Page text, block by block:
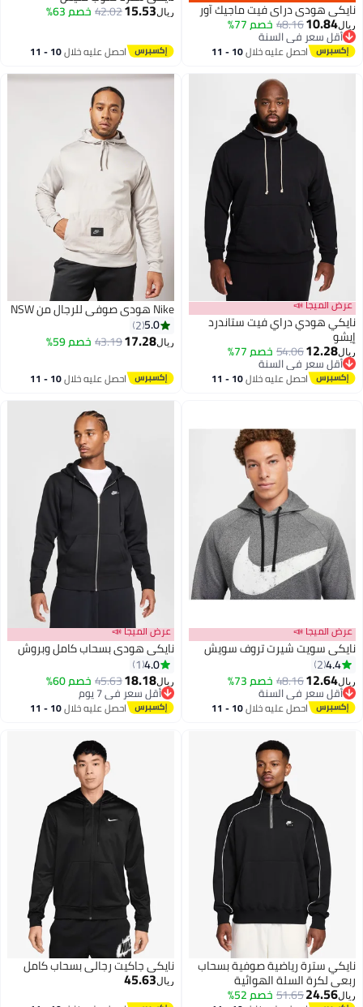
2
نايكي هودي دراي فيت ماجيك آور
ريال10.84
48.16خصم 77%
أقل سعر في السنة
أقل سعر في السنة
احصل عليه خلال 10 - 11
ريال15.53
42.02خصم 63%
احصل عليه خلال 10 - 11
عرض الميجا 📣
نايكي هودي دراي فيت ستاندرد
إيشو
ريال12.28
54.06خصم 77%
أقل سعر في السنة
أقل سعر في السنة
احصل عليه خلال 10 - 11
اغسطس
Nike هودي صوفي للرجال من NSW
5.0
2
ريال17.28
43.19خصم 59%
احصل عليه خلال 10 - 11
اغسطس
عرض الميجا 📣
نايكي سويت شيرت تروف سويش
4.4
2
ريال12.64
48.16خصم 73%
أقل سعر في السنة
أقل سعر في السنة
احصل عليه خلال 10 - 11
3
عرض الميجا 📣
نايكي هودي بسحاب كامل وبروش
4.0
1
ريال18.18
45.63خصم 60%
أقل سعر في 7 يوم
أقل سعر في 7 يوماحصل عليه خلال 10 - 11
نايكي سترة رياضية صوفية بسحاب
ربعي لكرة السلة الهوائية
ريال24.56
51.65خصم 52%
نايكي جاكيت رجالي بسحاب كامل
ريال45.63